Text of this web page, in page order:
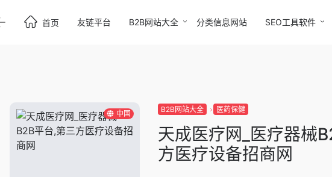
首页 友链平台 B2B网站大全 分类信息网站 SEO工具软件
中国 B2B网站大全 医药保健
天成医疗网_医疗器械
方医疗设备招商网